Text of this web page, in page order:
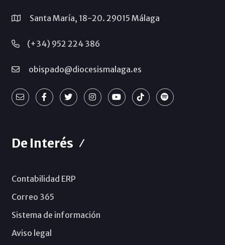
Santa María, 18-20. 29015 Málaga
(+34) 952 224 386
obispado@diocesismalaga.es
De Interés
Contabilidad ERP
Correo 365
Sistema de información
Aviso legal